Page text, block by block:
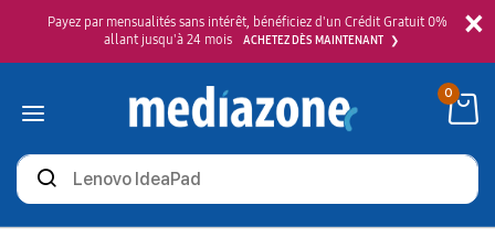
×
Payez par mensualités sans intérêt, bénéficiez d'un Crédit Gratuit 0%
allant jusqu'à 24 mois
ACHETEZ DÈS MAINTENANT
Rechercher
des
produits
0